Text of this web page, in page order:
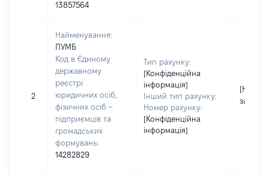
13857564
2
Найменування:
ПУМБ
Код в Єдиному
державному
реєстрі
юридичних осіб,
фізичних осіб –
підприємців та
громадських
формувань:
14282829
Тип рахунку:
[Конфіденційна
інформація]
Інший тип рахунку:
Номер рахунку:
[Конфіденційна
інформація]
[Не